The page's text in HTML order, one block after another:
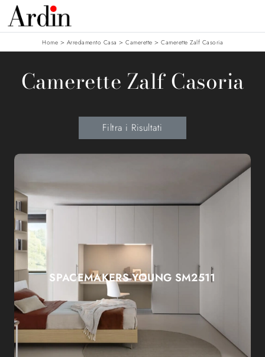
Home > Arredamento Casa > Camerette > Camerette Zalf Casoria
Camerette Zalf Casoria
Filtra i Risultati
SPACEMAKERS YOUNG SM2511